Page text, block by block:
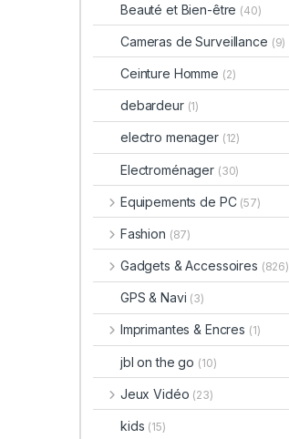
Beauté et Bien-être (40)
Cameras de Surveillance (9)
Ceinture Homme (2)
debardeur (1)
electro menager (12)
Electroménager (30)
Equipements de PC (57)
Fashion (87)
Gadgets & Accessoires (826)
GPS & Navi (3)
Imprimantes & Encres (1)
jbl on the go (10)
Jeux Vidéo (23)
kids (15)